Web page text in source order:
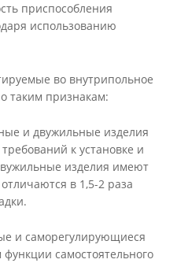
приспособления
использованию
во внутрипольное
таким признакам:
и двужильные изделия
к установке и
изделия имеют
в 1,5-2 раза
и саморегулирующиеся
самостоятельного